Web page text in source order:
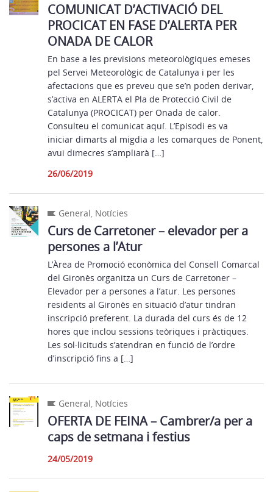
COMUNICAT D’ACTIVACIÓ DEL
PROCICAT EN FASE D’ALERTA PER
ONADA DE CALOR
En base a les previsions meteorològiques emeses
pel Servei Meteorològic de Catalunya i per les
afectacions que es preveu que se’n poden derivar,
s’activa en ALERTA el Pla de Protecció Civil de
Catalunya (PROCICAT) per Onada de calor.
Consulteu el comunicat aquí. L’Episodi es va
iniciar dimarts al migdia a les comarques de Ponent,
avui dimecres s’ampliarà […]
26/06/2019
General, Notícies
Curs de Carretoner – elevador per a
persones a l’Atur
L’Àrea de Promoció econòmica del Consell Comarcal
del Gironès organitza un Curs de Carretoner –
Elevador per a persones a l’atur. Les persones
residents al Gironès en situació d’atur tindran
inscripció preferent. La durada del curs és de 12
hores que inclou sessions teòriques i pràctiques.
Les sol·licituds s’atendran en funció de l’ordre
d’inscripció fins a […]
General, Notícies
OFERTA DE FEINA – Cambrer/a per a
caps de setmana i festius
24/05/2019